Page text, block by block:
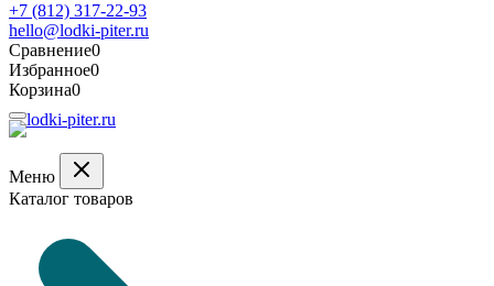
+7 (812) 317-22-93
hello@lodki-piter.ru
Сравнение0
Избранное0
Корзина0
Меню
Каталог товаров